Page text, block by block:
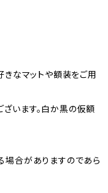
きなマットや額装をご用
います。白か黒の仮額
場合がありますのであら